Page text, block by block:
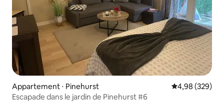
Appartement ⋅ Pinehurst Évaluation
4,98 (329)
Escapade dans le jardin de Pinehurst #6